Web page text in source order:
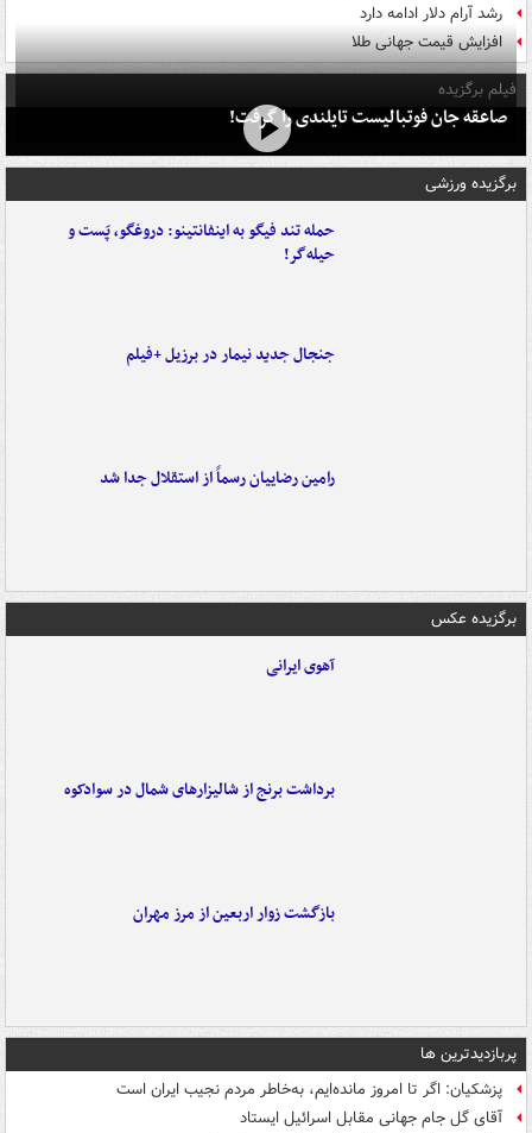
رشد آرام دلار ادامه دارد
افزایش قیمت جهانی طلا
فیلم برگزیده
صاعقه جان فوتبالیست تایلندی را گرفت!
برگزیده ورزشی
حمله تند فیگو به اینفانتینو: دروغگو، پَست‌ و
حیله‌گر!
جنجال جدید نیمار در برزیل +فیلم
رامین رضاییان رسماً از استقلال جدا شد
برگزیده عکس
آهوی ایرانی
برداشت برنج از شالیزارهای شمال در سوادکوه
بازگشت زوار اربعین از مرز مهران
پربازدیدترین ها
پزشکیان: اگر تا امروز مانده‌ایم، به‌خاطر مردم نجیب ایران است
آقای گل جام جهانی مقابل اسرائیل ایستاد